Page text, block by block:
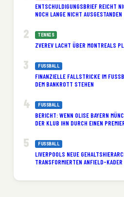
ENTSCHULDIGUNGSBRIEF REICHT
NOCH LANGE NICHT AUSGESTANDEN
TENNIS
ZVEREV LACHT ÜBER MONTREALS
FUSSBALL
FINANZIELLE FALLSTRICKE IM
EM BANKROTT STEHEN
FUSSBALL
BERICHT: WENN OLISE BAYERN
DER KLUB IHN DURCH EINEN
FUSSBALL
LIVERPOOLS NEUE
TRANSFORMIERTEN ANFIELD-